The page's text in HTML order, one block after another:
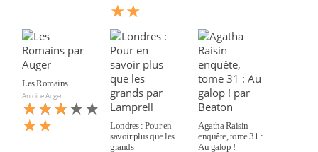
★★
Les Romains
Antoine Auger
★★★★★
★★★
★★
Londres : Pour en
savoir plus que les
grands
Agatha Raisin
enquête, tome 31 :
Au galop !